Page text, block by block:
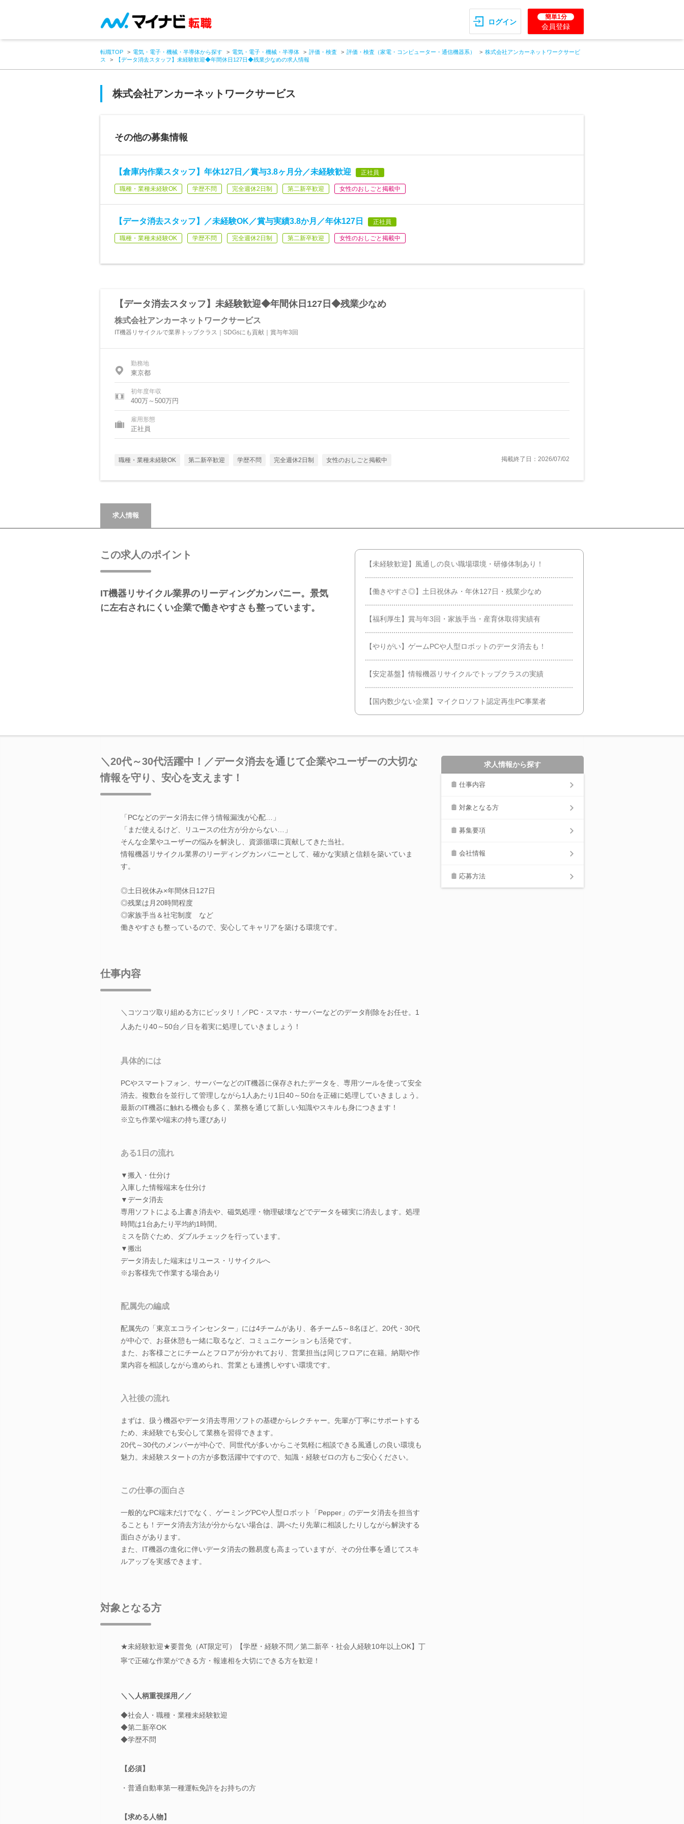
ログイン
簡単1分
会員登録
転職TOP 電気・電子・機械・半導体から探す 電気・電子・機械・半導体 評価・検査 評価・検査（家電・コンピューター・通信機器系）
株式会社アンカーネットワークサービ
ス
【データ消去スタッフ】未経験歓迎◆年間休日127日◆残業少なめの求人情報
株式会社アンカーネットワークサービス
その他の募集情報
【倉庫内作業スタッフ】年休127日／賞与3.8ヶ月分／未経験歓迎 正社員
職種・業種未経験OK 学歴不問 完全週休2日制 第二新卒歓迎 女性のおしごと掲載中
【データ消去スタッフ】／未経験OK／賞与実績3.8か月／年休127日 正社員
職種・業種未経験OK 学歴不問 完全週休2日制 第二新卒歓迎 女性のおしごと掲載中
【データ消去スタッフ】未経験歓迎◆年間休日127日◆残業少なめ
株式会社アンカーネットワークサービス
IT機器リサイクルで業界トップクラス｜SDGsにも貢献｜賞与年3回
勤務地
東京都
初年度年収
400万～500万円
雇用形態
正社員
職種・業種未経験OK 第二新卒歓迎 学歴不問 完全週休2日制 女性のおしごと掲載中 掲載終了日：2026/07/02
求人情報
この求人のポイント
IT機器リサイクル業界のリーディングカンパニー。景気
に左右されにくい企業で働きやすさも整っています。
【未経験歓迎】風通しの良い職場環境・研修体制あり！
【働きやすさ◎】土日祝休み・年休127日・残業少なめ
【福利厚生】賞与年3回・家族手当・産育休取得実績有
【やりがい】ゲームPCや人型ロボットのデータ消去も！
【安定基盤】情報機器リサイクルでトップクラスの実績
【国内数少ない企業】マイクロソフト認定再生PC事業者
＼20代～30代活躍中！／データ消去を通じて企業やユーザーの大切な
情報を守り、安心を支えます！
「PCなどのデータ消去に伴う情報漏洩が心配…」
「まだ使えるけど、リユースの仕方が分からない…」
そんな企業やユーザーの悩みを解決し、資源循環に貢献してきた当社。
情報機器リサイクル業界のリーディングカンパニーとして、確かな実績と信頼を築いていま
す。
◎土日祝休み×年間休日127日
◎残業は月20時間程度
◎家族手当＆社宅制度 など
働きやすさも整っているので、安心してキャリアを築ける環境です。
仕事内容
＼コツコツ取り組める方にピッタリ！／PC・スマホ・サーバーなどのデータ削除をお任せ。1
人あたり40～50台／日を着実に処理していきましょう！
具体的には
PCやスマートフォン、サーバーなどのIT機器に保存されたデータを、専用ツールを使って安全
消去。複数台を並行して管理しながら1人あたり1日40～50台を正確に処理していきましょう。
最新のIT機器に触れる機会も多く、業務を通じて新しい知識やスキルも身につきます！
※立ち作業や端末の持ち運びあり
ある1日の流れ
▼搬入・仕分け
入庫した情報端末を仕分け
▼データ消去
専用ソフトによる上書き消去や、磁気処理・物理破壊などでデータを確実に消去します。処理
時間は1台あたり平均約1時間。
ミスを防ぐため、ダブルチェックを行っています。
▼搬出
データ消去した端末はリユース・リサイクルへ
※お客様先で作業する場合あり
配属先の編成
配属先の「東京エコラインセンター」には4チームがあり、各チーム5～8名ほど。20代・30代
が中心で、お昼休憩も一緒に取るなど、コミュニケーションも活発です。
また、お客様ごとにチームとフロアが分かれており、営業担当は同じフロアに在籍。納期や作
業内容を相談しながら進められ、営業とも連携しやすい環境です。
入社後の流れ
まずは、扱う機器やデータ消去専用ソフトの基礎からレクチャー。先輩が丁寧にサポートする
ため、未経験でも安心して業務を習得できます。
20代～30代のメンバーが中心で、同世代が多いからこそ気軽に相談できる風通しの良い環境も
魅力。未経験スタートの方が多数活躍中ですので、知識・経験ゼロの方もご安心ください。
この仕事の面白さ
一般的なPC端末だけでなく、ゲーミングPCや人型ロボット「Pepper」のデータ消去を担当す
ることも！データ消去方法が分からない場合は、調べたり先輩に相談したりしながら解決する
面白さがあります。
また、IT機器の進化に伴いデータ消去の難易度も高まっていますが、その分仕事を通じてスキ
ルアップを実感できます。
対象となる方
★未経験歓迎★要普免（AT限定可）【学歴・経験不問／第二新卒・社会人経験10年以上OK】丁
寧で正確な作業ができる方・報連相を大切にできる方を歓迎！
＼＼人柄重視採用／／
◆社会人・職種・業種未経験歓迎
◆第二新卒OK
◆学歴不問
【必須】
・普通自動車第一種運転免許をお持ちの方
【求める人物】
求人情報から探す
仕事内容
対象となる方
募集要項
会社情報
応募方法